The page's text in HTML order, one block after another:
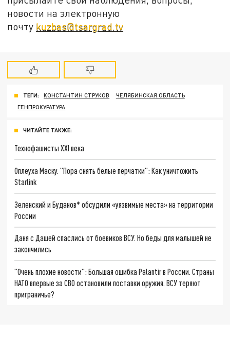
новости на электронную
почту kuzbas@tsargrad.tv
ТЕГИ: КОНСТАНТИН СТРУКОВ
ЧЕЛЯБИНСКАЯ ОБЛАСТЬ
ГЕНПРОКУРАТУРА
ЧИТАЙТЕ ТАКЖЕ:
Технофашисты XXI века
Оплеуха Маску. "Пора снять белые перчатки": Как уничтожить
Starlink
Зеленский и Буданов* обсудили «уязвимые места» на территории
России
Даня с Дашей спаслись от боевиков ВСУ. Но беды для малышей не
закончились
"Очень плохие новости": Большая ошибка Palantir в России. Страны
НАТО впервые за СВО остановили поставки оружия. ВСУ теряют
приграничье?